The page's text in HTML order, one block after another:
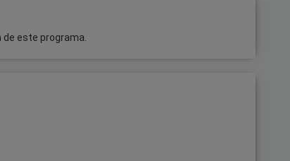
este programa.